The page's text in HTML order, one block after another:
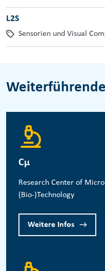
L2S
Sensorien und Visual
Cμ
Research Center of
(Bio-)Technology
Weitere Infos